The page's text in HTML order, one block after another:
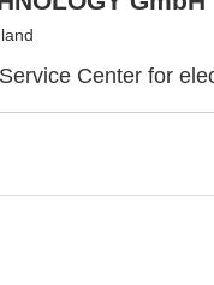
Center for